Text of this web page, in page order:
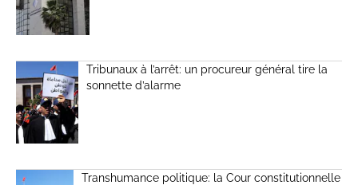
Tribunaux à l’arrêt: un procureur général tire la
sonnette d’alarme
Transhumance politique: la Cour constitutionnelle